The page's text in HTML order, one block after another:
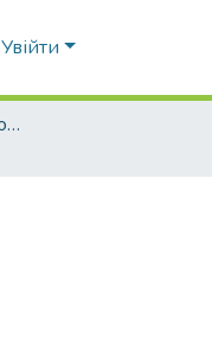
Увійти
191 Архітектура та містобудування